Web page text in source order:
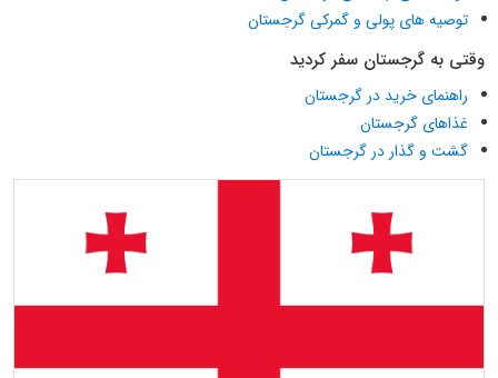
توصیه های پولی و گمرکی گرجستان
وقتی به گرجستان سفر کردید
راهنمای خرید در گرجستان
غذاهای گرجستان
گشت و گذار در گرجستان